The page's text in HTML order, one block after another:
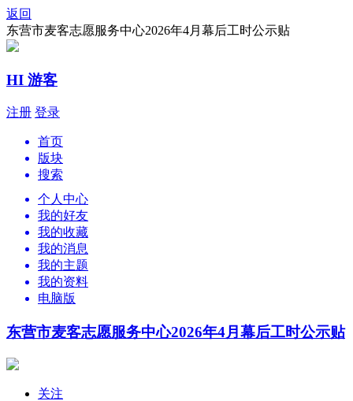
返回
东营市麦客志愿服务中心2026年4月幕后工时公示贴
HI 游客
注册 登录
首页
版块
搜索
个人中心
我的好友
我的收藏
我的消息
我的主题
我的资料
电脑版
东营市麦客志愿服务中心2026年4月幕后工时公示贴
关注